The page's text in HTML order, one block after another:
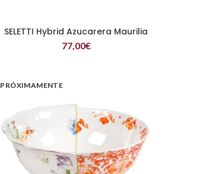
LEER MÁS
SELETTI Hybrid Azucarera Maurilia
77,00€
PRÓXIMAMENTE